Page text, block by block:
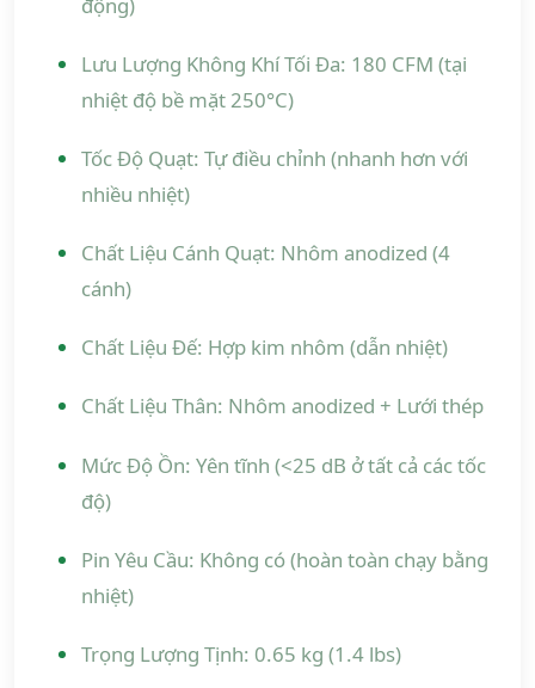
Lưu Lượng Không Khí Tối Đa: 180 CFM (tại
nhiệt độ bề mặt 250°C)
Tốc Độ Quạt: Tự điều chỉnh (nhanh hơn với
nhiều nhiệt)
Chất Liệu Cánh Quạt: Nhôm anodized (4
cánh)
Chất Liệu Đế: Hợp kim nhôm (dẫn nhiệt)
Chất Liệu Thân: Nhôm anodized + Lưới thép
Mức Độ Ồn: Yên tĩnh (<25 dB ở tất cả các tốc
độ)
Pin Yêu Cầu: Không có (hoàn toàn chạy bằng
nhiệt)
Trọng Lượng Tịnh: 0.65 kg (1.4 lbs)